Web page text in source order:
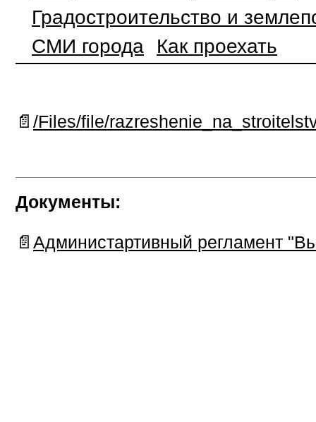
Градостроительство и
СМИ города
Как проехать
📄 /Files/file/
Документы:
📄 Администартивный регламент